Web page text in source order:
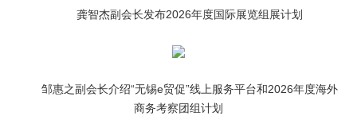
龚智杰副会长发布2026年度国际展览组展计划
邹惠之副会长介绍“无锡e贸促”线上服务平台和2026年度海外
商务考察团组计划